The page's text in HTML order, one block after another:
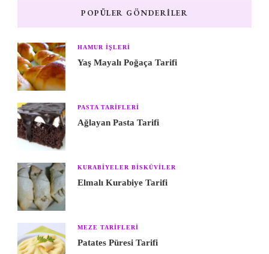
POPÜLER GÖNDERILER
HAMUR IŞLERI
Yaş Mayalı Poğaça Tarifi
PASTA TARIFLERI
Ağlayan Pasta Tarifi
KURABIYELER BISKÜVILER
Elmalı Kurabiye Tarifi
MEZE TARIFLERI
Patates Püresi Tarifi